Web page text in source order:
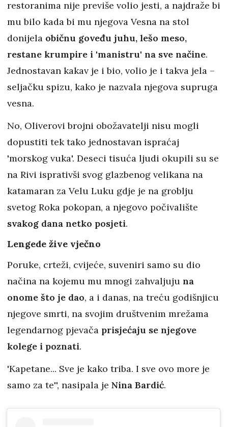
restoranima nije previše volio jesti, a najdraže bi
mu bilo kada bi mu njegova Vesna na stol
donijela običnu goveđu juhu, lešo meso,
restane krumpire i 'manistru' na sve načine.
Jednostavan kakav je i bio, volio je i takva jela –
seljačku spizu, kako je nazvala njegova supruga
vesna.
No, Oliverovi brojni obožavatelji nisu mogli
dopustiti tek tako jednostavan ispraćaj
'morskog vuka'. Deseci tisuća ljudi okupili su se
na Rivi isprativši svog glazbenog velikana na
katamaran za Velu Luku gdje je na groblju
svetog Roka pokopan, a njegovo počivalište
svakog dana netko posjeti.
Lengede žive vječno
Poruke, crteži, cvijeće, suveniri samo su dio
načina na kojemu mu mnogi zahvaljuju na
onome što je dao, a i danas, na treću godišnjicu
njegove smrti, na svojim društvenim mrežama
legendarnog pjevača prisjećaju se njegove
kolege i poznati.
'Kapetane... Sve je kako triba. I sve ovo more je
samo za te'', nasipala je Nina Bardić.